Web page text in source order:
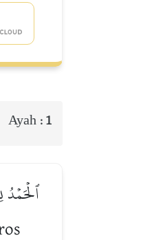
Ayah : 1